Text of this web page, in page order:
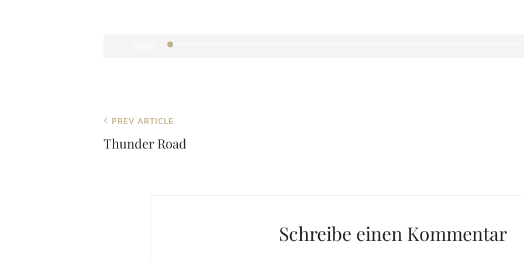
Beitragsnavigation
Previous
Post
PREV ARTICLE
Thunder Road
Schreibe einen Kommentar